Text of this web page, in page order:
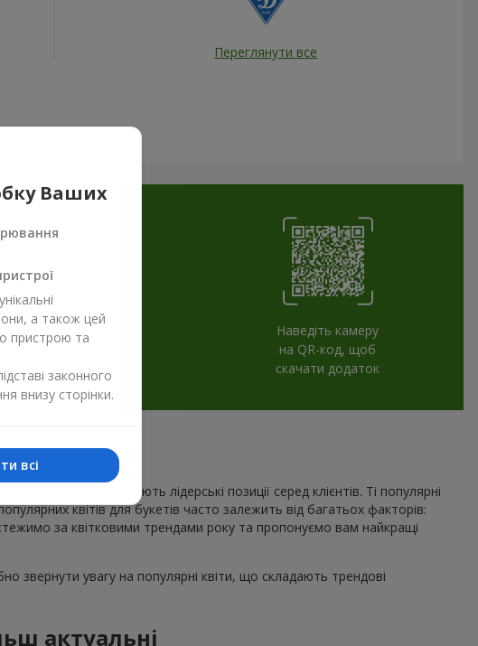
Переглянути все
Наведіть камеру
на QR-код, щоб
скачати додаток
року в рік утримують лідерські позиції серед клієнтів. Ті популярні
квітів для букетів часто залежить від багатьох факторів:
за квітковими трендами року та пропонуємо вам найкращі
звернути увагу на популярні квіти, що складають трендові
актуальні
Ваших
а також цей
пристрою та
законного
внизу сторінки.
всі